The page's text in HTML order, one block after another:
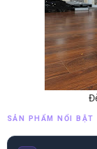
SẢN PHẨM NỔI BẬT